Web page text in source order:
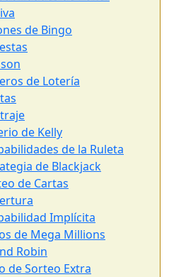
de Bingo
de Lotería
de Kelly
de la Ruleta
de Blackjack
de Cartas
Implícita
de Mega Millions
Robin
de Sorteo Extra